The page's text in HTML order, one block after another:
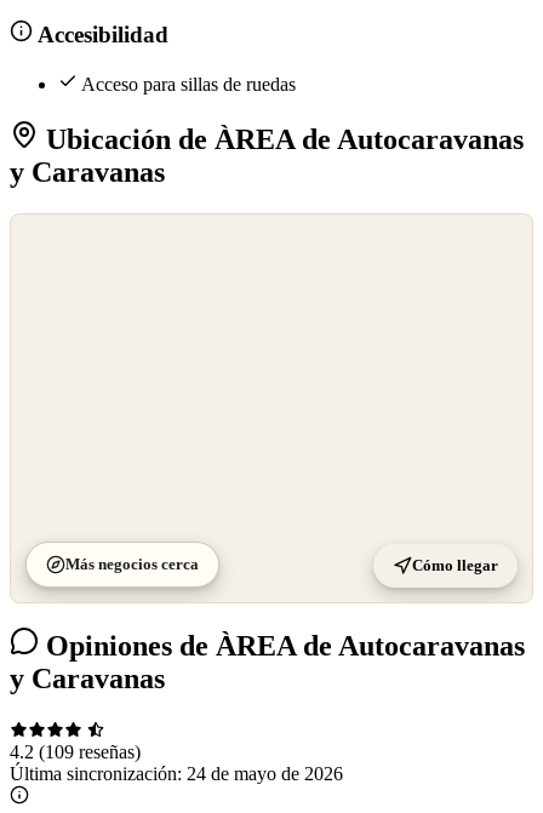
Accesibilidad
Acceso para sillas de ruedas
Ubicación de ÀREA de Autocaravanas
y Caravanas
Más negocios cerca Cómo llegar
Opiniones de ÀREA de Autocaravanas
y Caravanas
4.2 (109 reseñas)
Última sincronización: 24 de mayo de 2026